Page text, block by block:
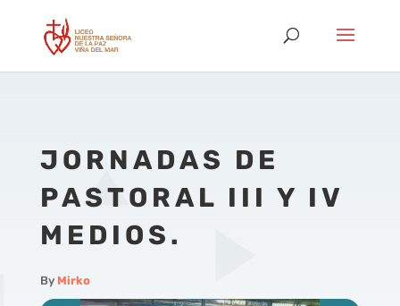
JORNADAS DE
PASTORAL III Y IV
MEDIOS.
By Mirko